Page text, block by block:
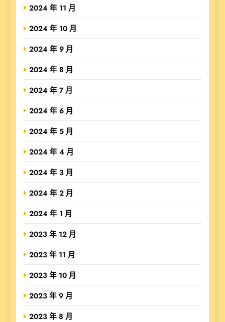
2024 年 11 月
2024 年 10 月
2024 年 9 月
2024 年 8 月
2024 年 7 月
2024 年 6 月
2024 年 5 月
2024 年 4 月
2024 年 3 月
2024 年 2 月
2024 年 1 月
2023 年 12 月
2023 年 11 月
2023 年 10 月
2023 年 9 月
2023 年 8 月